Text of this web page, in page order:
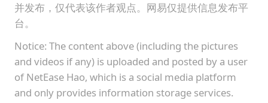
并发布，仅代表该作者观点。网易仅提供信息发布平
台。
Notice: The content above (including the pictures
and videos if any) is uploaded and posted by a user
of NetEase Hao, which is a social media platform
and only provides information storage services.